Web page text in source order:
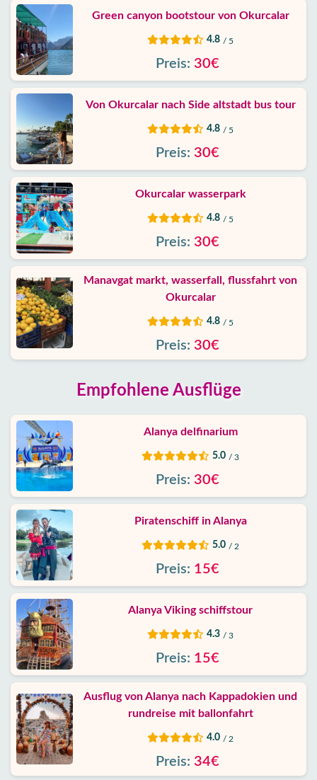
Green canyon bootstour von Okurcalar
4.8 / 5
Preis: 30€
Von Okurcalar nach Side altstadt bus tour
4.8 / 5
Preis: 30€
Okurcalar wasserpark
4.8 / 5
Preis: 30€
Manavgat markt, wasserfall, flussfahrt von
Okurcalar
4.8 / 5
Preis: 30€
Empfohlene Ausflüge
Alanya delfinarium
5.0 / 3
Preis: 30€
Piratenschiff in Alanya
5.0 / 2
Preis: 15€
Alanya Viking schiffstour
4.3 / 3
Preis: 15€
Ausflug von Alanya nach Kappadokien und
rundreise mit ballonfahrt
4.0 / 2
Preis: 34€